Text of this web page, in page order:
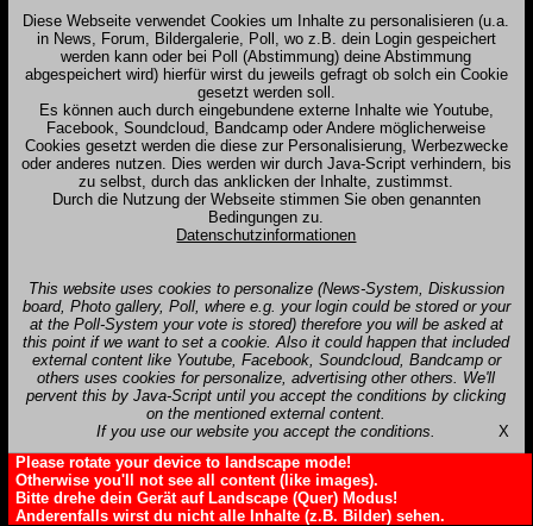
Diese Webseite verwendet Cookies um Inhalte zu personalisieren (u.a.
in News, Forum, Bildergalerie, Poll, wo z.B. dein Login gespeichert
werden kann oder bei Poll (Abstimmung) deine Abstimmung
abgespeichert wird) hierfür wirst du jeweils gefragt ob solch ein Cookie
gesetzt werden soll.
Es können auch durch eingebundene externe Inhalte wie Youtube,
Facebook, Soundcloud, Bandcamp oder Andere möglicherweise
Cookies gesetzt werden die diese zur Personalisierung, Werbezwecke
oder anderes nutzen. Dies werden wir durch Java-Script verhindern, bis
zu selbst, durch das anklicken der Inhalte, zustimmst.
Durch die Nutzung der Webseite stimmen Sie oben genannten
Bedingungen zu.
Datenschutzinformationen
This website uses cookies to personalize (News-System, Diskussion
board, Photo gallery, Poll, where e.g. your login could be stored or your
at the Poll-System your vote is stored) therefore you will be asked at
this point if we want to set a cookie. Also it could happen that included
external content like Youtube, Facebook, Soundcloud, Bandcamp or
others uses cookies for personalize, advertising other others. We'll
pervent this by Java-Script until you accept the conditions by clicking
on the mentioned external content.
If you use our website you accept the conditions.
X
Please rotate your device to landscape mode!
Otherwise you'll not see all content (like images).
Bitte drehe dein Gerät auf Landscape (Quer) Modus!
Anderenfalls wirst du nicht alle Inhalte (z.B. Bilder) sehen.